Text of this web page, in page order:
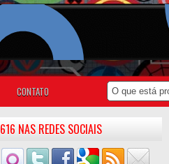
CONTATO
616 NAS REDES SOCIAIS